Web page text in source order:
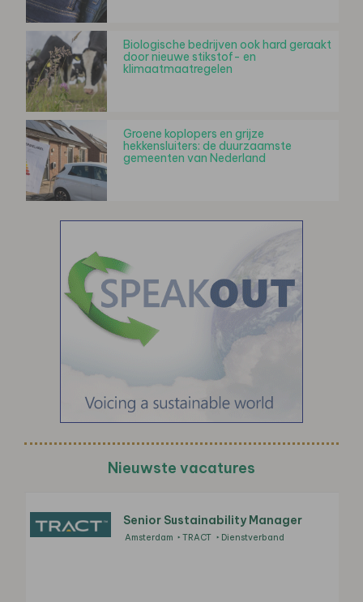
Biologische bedrijven ook hard geraakt
door nieuwe stikstof- en
klimaatmaatregelen
Groene koplopers en grijze
hekkensluiters: de duurzaamste
gemeenten van Nederland
Nieuwste vacatures
Senior Sustainability Manager
Amsterdam TRACT Dienstverband